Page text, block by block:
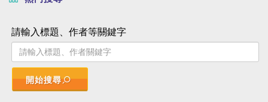
請輸入標題、作者等關鍵字
開始搜尋